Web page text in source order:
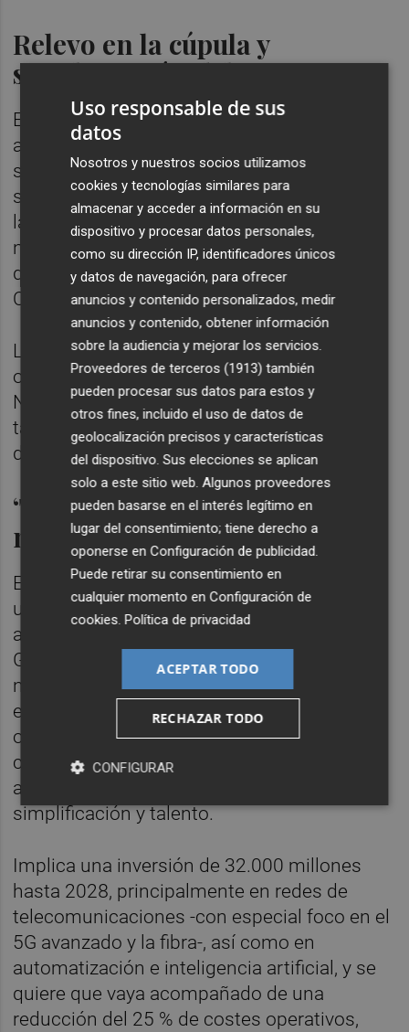
Relevo en la cúpula y
simplificación del grupo
En menos de un año, Telefónica ha
acometido una profunda reorganización de
su alta dirección. El último movimiento ha
sido el relevo en la dirección financiera, con
la salida de Laura Abasolo y el
nombramiento de Juan Azcue, hasta ahora
director de Estrategia y Desarrollo
Corporativo.
Los cambios se han extendido también a
otros ámbitos, como la salida de la Bolsa de
Nueva York, donde cotizaba desde 1987,
también en búsqueda de una simplificación
del modelo operativo y reducción de costes.
‘Transform & Grow’, 32.000
millones en inversiones
El plan estratégico, aprobado por
unanimidad por el consejo de
administración bajo el lema Transform &
Grow (transformar y crecer) y presentado en
noviembre, se apoya en seis pilares:
experiencia del cliente, ampliación de la
oferta para clientes residenciales,
crecimiento en el negocio empresarial y de
administraciones públicas, tecnología,
simplificación y talento.
Implica una inversión de 32.000 millones
hasta 2028, principalmente en redes de
telecomunicaciones -con especial foco en el
5G avanzado y la fibra-, así como en
automatización e inteligencia artificial, y se
quiere que vaya acompañado de una
reducción del 25 % de costes operativos,
Uso responsable de sus
datos
Nosotros y nuestros socios utilizamos
cookies y tecnologías similares para
almacenar y acceder a información en su
dispositivo y procesar datos personales,
como su dirección IP, identificadores únicos
y datos de navegación, para ofrecer
anuncios y contenido personalizados, medir
anuncios y contenido, obtener información
sobre la audiencia y mejorar los servicios.
Proveedores de terceros (1913) también
pueden procesar sus datos para estos y
otros fines, incluido el uso de datos de
geolocalización precisos y características
del dispositivo. Sus elecciones se aplican
solo a este sitio web. Algunos proveedores
pueden basarse en el interés legítimo en
lugar del consentimiento; tiene derecho a
oponerse enConfiguración de publicidad
Puede retirar su consentimiento en
cualquier momento enConfiguración de
cookies .Política de privacidad
ACEPTAR TODO
RECHAZAR TODO
CONFIGURAR